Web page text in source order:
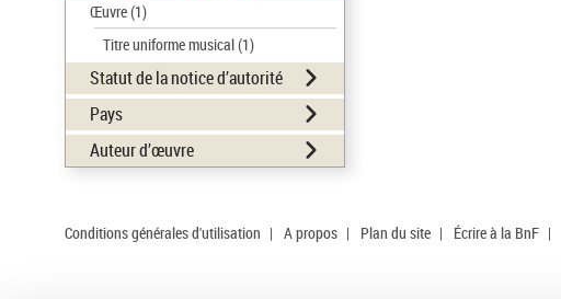
Œuvre(1)
Titre uniforme musical(1)
Statut de la notice d’autorité
Pays
Auteur d’œuvre
Conditions générales d'utilisation | A propos | Plan du site | Écrire à la BnF |